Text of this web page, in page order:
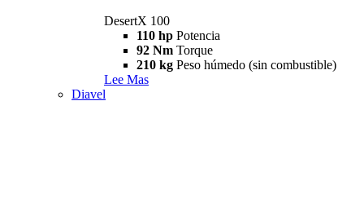
DesertX 100
110 hp Potencia
92 Nm Torque
210 kg Peso húmedo (sin combustible)
Lee Mas
Diavel